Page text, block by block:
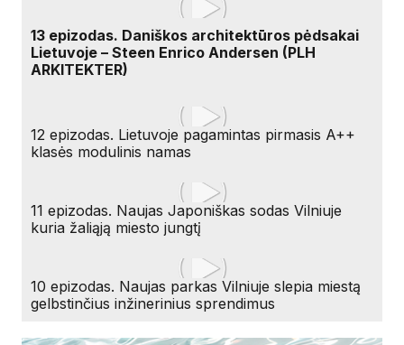
13 epizodas. Daniškos architektūros pėdsakai
Lietuvoje – Steen Enrico Andersen (PLH
ARKITEKTER)
12 epizodas. Lietuvoje pagamintas pirmasis A++
klasės modulinis namas
11 epizodas. Naujas Japoniškas sodas Vilniuje
kuria žaliąją miesto jungtį
10 epizodas. Naujas parkas Vilniuje slepia miestą
gelbstinčius inžinerinius sprendimus